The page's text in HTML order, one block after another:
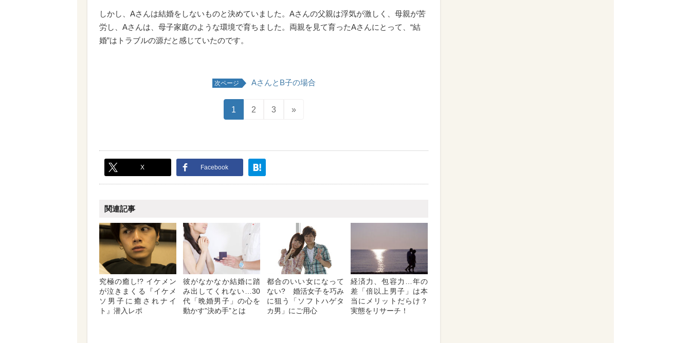
しかし、Aさんは結婚をしないものと決めていました。Aさんの父親は浮気が激しく、母親が苦
労し、Aさんは、母子家庭のような環境で育ちました。両親を見て育ったAさんにとって、“結
婚”はトラブルの源だと感じていたのです。
次ページ AさんとB子の場合
1 2 3 »
X Facebook
関連記事
究極の癒し!? イケメン
が泣きまくる『イケメ
ソ男子に癒されナイ
ト』潜入レポ
彼がなかなか結婚に踏
み出してくれない…30
代「晩婚男子」の心を
動かす”決め手”とは
都合のいい女になって
ない? 婚活女子を巧み
に狙う「ソフトハゲタ
カ男」にご用心
経済力、包容力…年の
差「倍以上男子」は本
当にメリットだらけ？
実態をリサーチ！